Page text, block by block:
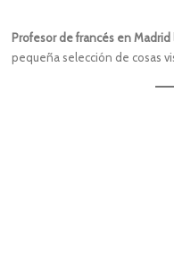
Profesor de francés en Madrid
pequeña selección de cosas